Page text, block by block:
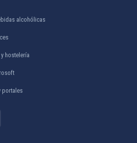
alcohólicas
hostelería
portales